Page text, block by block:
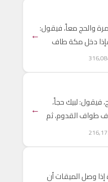
بالعمرة، ثم
والحج معاً، فيقول:
دخل مكة طاف
أحب تقديم سعي
ويبقى على
يوم..
←
فيقول: لبيك حجاً،
طواف القدوم، ثم
فله أن يقدمه
حتى يتحلل
←
وصل الميقات أن